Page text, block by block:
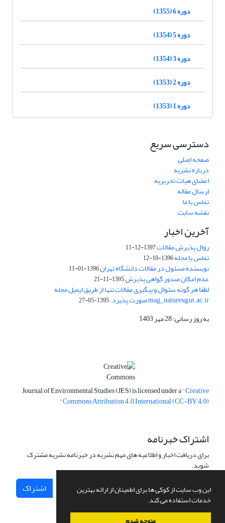
این وب سایت از کوکی ها برای اطمینان از ارائه بهترین
خدمات استفاده می کند.
دوره 6 (1355)
دوره 5 (1354)
دوره 3 (1354)
دوره 2 (1353)
دوره 1 (1353)
دسترسی سریع
صفحه اصلی
درباره نشریه
اعضای هیات تحریریه
ارسال مقاله
تماس با ما
نقشه سایت
آخرین اخبار
روال پذیرش مقالات1397-12-11
تماس با مجله1396-10-12
نویسنده مسئول در مقالات دانشگاه تهران1396-01-11
عدم امکان صدور گواهی پذیرش1395-11-21
لطفا هر گونه سئوال و پیگیری مقالات تنها از طریق ایمیل مجله
mag_natures@ut.ac.ir صورت پذیرد. 1395-05-27
به روز رسانی: 28 مهر 1403
Journal of Environmental Studies (JES) is licensed under a"Creative
Commons Attribution 4.0 International (CC-BY 4.0)"
اشتراک خبرنامه
برای دریافت اخبار و اطلاعیه های مهم نشریه در خبرنامه نشریه مشترک
شوید.
اشتراک